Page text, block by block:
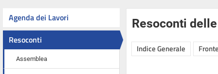
Agenda dei Lavori
Resoconti
Assemblea
Resoconti
Indice Generale